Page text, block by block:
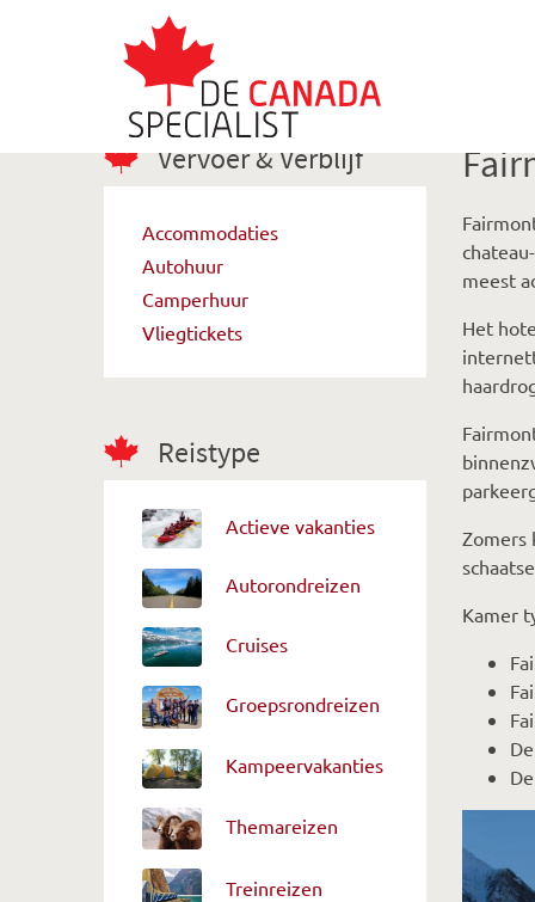
Vervoer & Verblijf
Accommodaties
Autohuur
Camperhuur
Vliegtickets
Reistype
Actieve vakanties
Autorondreizen
Cruises
Groepsrondreizen
Kampeervakanties
Themareizen
Treinreizen
meest
Het
Zomers
Kamer